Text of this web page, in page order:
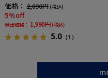
価格： 2,090円 (税込)
5%off
WEB価格： 1,990円 (税込)
5.0 （1）